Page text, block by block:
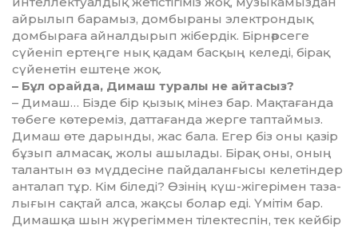
айрылып барамыз, домбыраны электрондық
домбы­ра­ға айналдырып жібердік. Бір­нәр­сеге
сүйеніп ертеңге нық қадам бас­қың келеді, бірақ
сүйенетін еш­теңе жоқ.
– Бұл орайда, Димаш туралы не айтасыз?
– Димаш… Бізде бір қызық мі­нез бар. Мақтағанда
төбеге көте­ре­міз, даттағанда жерге таптаймыз.
Ди­маш өте дарынды, жас бала. Егер біз оны қазір
бұзып алмасақ, жо­лы ашылады. Бірақ оны, оның
та­лантын өз мүддесіне пайда­лан­ғысы келетіндер
анталап тұр. Кім бі­леді? Өзінің күш-жігерімен таза­
лы­ғын сақтай алса, жақсы болар еді. Үмітім бар.
Димашқа шын жү­ре­гіммен тілектеспін, тек кейбір